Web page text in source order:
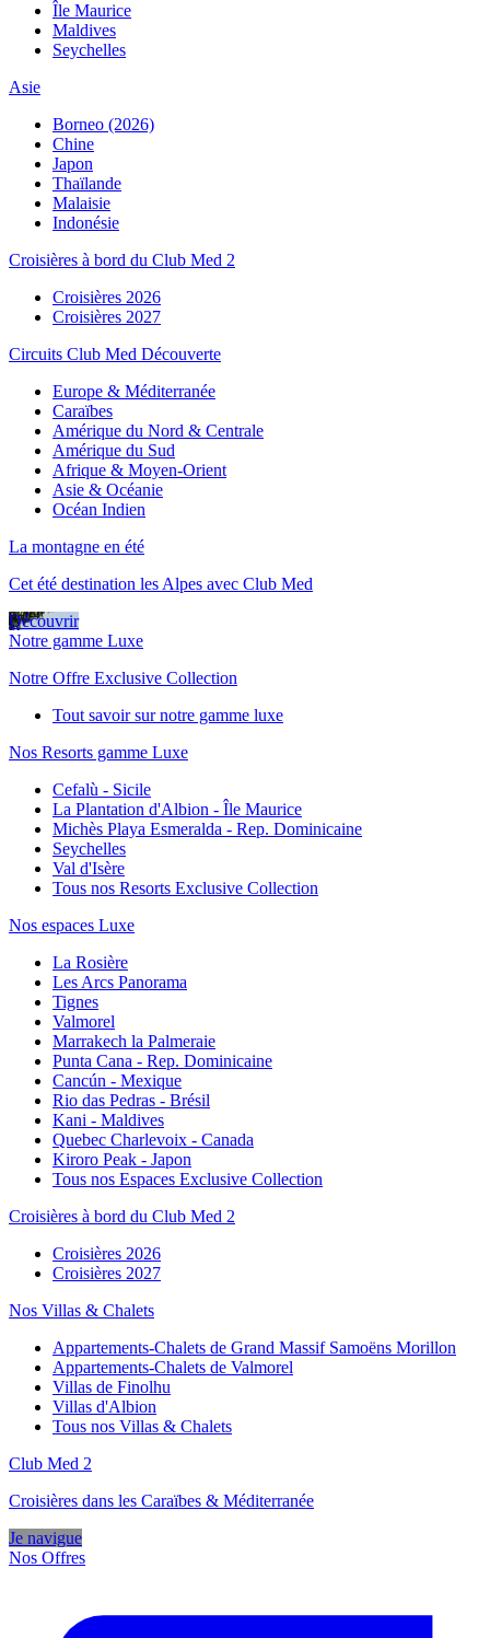
Île Maurice
Maldives
Seychelles
Asie
Borneo (2026)
Chine
Japon
Thaïlande
Malaisie
Indonésie
Croisières à bord du Club Med 2
Croisières 2026
Croisières 2027
Circuits Club Med Découverte
Europe & Méditerranée
Caraïbes
Amérique du Nord & Centrale
Amérique du Sud
Afrique & Moyen-Orient
Asie & Océanie
Océan Indien
La montagne en été
Cet été destination les Alpes avec Club Med
Découvrir
Notre gamme Luxe
Notre Offre Exclusive Collection
Tout savoir sur notre gamme luxe
Nos Resorts gamme Luxe
Cefalù - Sicile
La Plantation d'Albion - Île Maurice
Michès Playa Esmeralda - Rep. Dominicaine
Seychelles
Val d'Isère
Tous nos Resorts Exclusive Collection
Nos espaces Luxe
La Rosière
Les Arcs Panorama
Tignes
Valmorel
Marrakech la Palmeraie
Punta Cana - Rep. Dominicaine
Cancún - Mexique
Rio das Pedras - Brésil
Kani - Maldives
Quebec Charlevoix - Canada
Kiroro Peak - Japon
Tous nos Espaces Exclusive Collection
Croisières à bord du Club Med 2
Croisières 2026
Croisières 2027
Nos Villas & Chalets
Appartements-Chalets de Grand Massif Samoëns Morillon
Appartements-Chalets de Valmorel
Villas de Finolhu
Villas d'Albion
Tous nos Villas & Chalets
Club Med 2
Croisières dans les Caraïbes & Méditerranée
Je navigue
Nos Offres